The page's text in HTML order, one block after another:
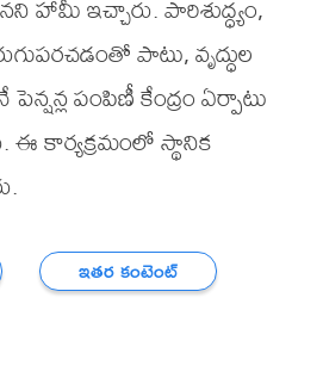
పాటు, వృద్ధుల
పంపిణీ కేంద్రం ఏర్పాటు
కార్యక్రమంలో స్థానిక
ఇతర కంటెంట్